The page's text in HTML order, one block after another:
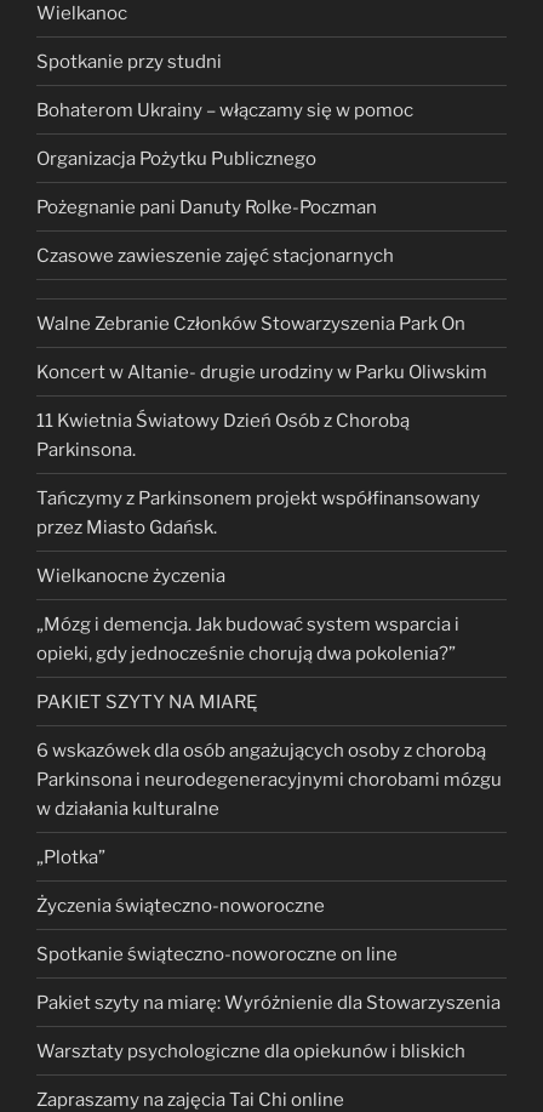
Wielkanoc
Spotkanie przy studni
Bohaterom Ukrainy – włączamy się w pomoc
Organizacja Pożytku Publicznego
Pożegnanie pani Danuty Rolke-Poczman
Czasowe zawieszenie zajęć stacjonarnych
Walne Zebranie Członków Stowarzyszenia Park On
Koncert w Altanie- drugie urodziny w Parku Oliwskim
11 Kwietnia Światowy Dzień Osób z Chorobą
Parkinsona.
Tańczymy z Parkinsonem projekt współfinansowany
przez Miasto Gdańsk.
Wielkanocne życzenia
„Mózg i demencja. Jak budować system wsparcia i
opieki, gdy jednocześnie chorują dwa pokolenia?”
PAKIET SZYTY NA MIARĘ
6 wskazówek dla osób angażujących osoby z chorobą
Parkinsona i neurodegeneracyjnymi chorobami mózgu
w działania kulturalne
„Plotka”
Życzenia świąteczno-noworoczne
Spotkanie świąteczno-noworoczne on line
Pakiet szyty na miarę: Wyróżnienie dla Stowarzyszenia
Warsztaty psychologiczne dla opiekunów i bliskich
Zapraszamy na zajęcia Tai Chi online